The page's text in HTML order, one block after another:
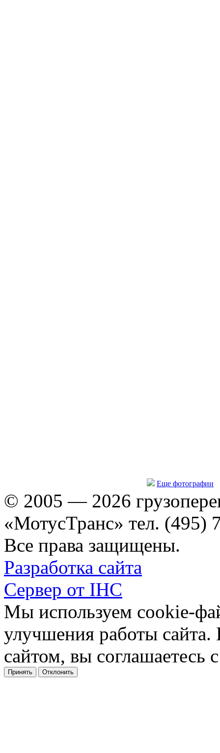
Еще фотографии
© 2005 — 2026
«МотусТранс» тел. (495)
Все права защищены.
Разработка сайта
Сервер от IHC
Мы используем cookie-
улучшения работы сайта.
сайтом, вы соглашаетесь
Принять Отклонить